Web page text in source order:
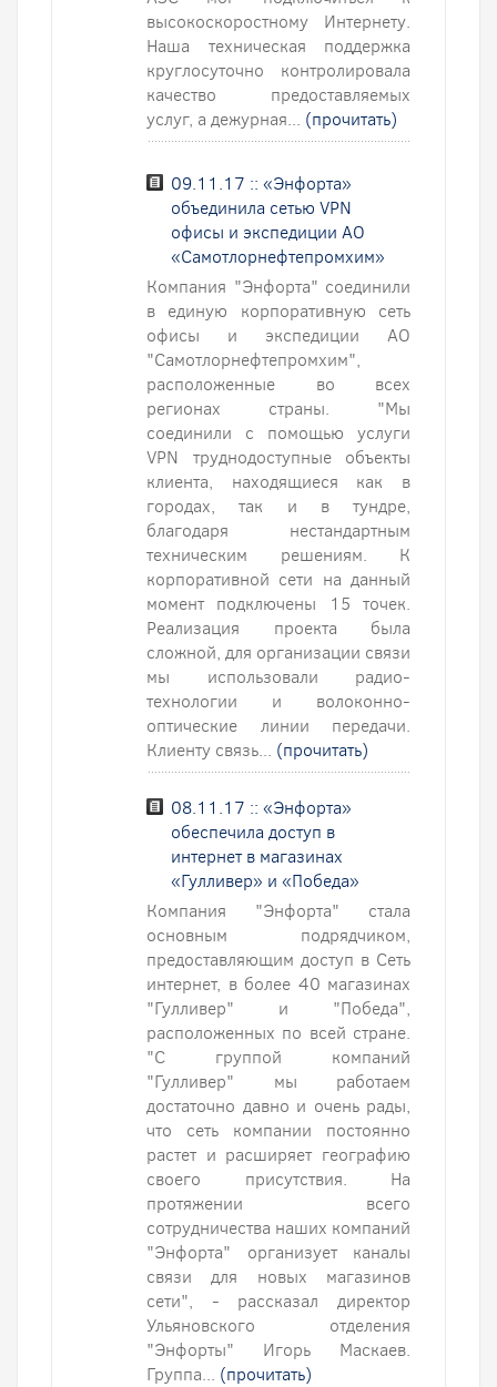
высокоскоростному Интернету.
Наша техническая поддержка
круглосуточно контролировала
качество предоставляемых
услуг, а дежурная... (прочитать)
09.11.17 :: «Энфорта»
объединила сетью VPN
офисы и экспедиции АО
«Самотлорнефтепромхим»
Компания "Энфорта" соединили
в единую корпоративную сеть
офисы и экспедиции АО
"Самотлорнефтепромхим",
расположенные во всех
регионах страны. "Мы
соединили с помощью услуги
VPN труднодоступные объекты
клиента, находящиеся как в
городах, так и в тундре,
благодаря нестандартным
техническим решениям. К
корпоративной сети на данный
момент подключены 15 точек.
Реализация проекта была
сложной, для организации связи
мы использовали радио-
технологии и волоконно-
оптические линии передачи.
Клиенту связь... (прочитать)
08.11.17 :: «Энфорта»
обеспечила доступ в
интернет в магазинах
«Гулливер» и «Победа»
Компания "Энфорта" стала
основным подрядчиком,
предоставляющим доступ в Сеть
интернет, в более 40 магазинах
"Гулливер" и "Победа",
расположенных по всей стране.
"С группой компаний
"Гулливер" мы работаем
достаточно давно и очень рады,
что сеть компании постоянно
растет и расширяет географию
своего присутствия. На
протяжении всего
сотрудничества наших компаний
"Энфорта" организует каналы
связи для новых магазинов
сети", - рассказал директор
Ульяновского отделения
"Энфорты" Игорь Маскаев.
Группа... (прочитать)